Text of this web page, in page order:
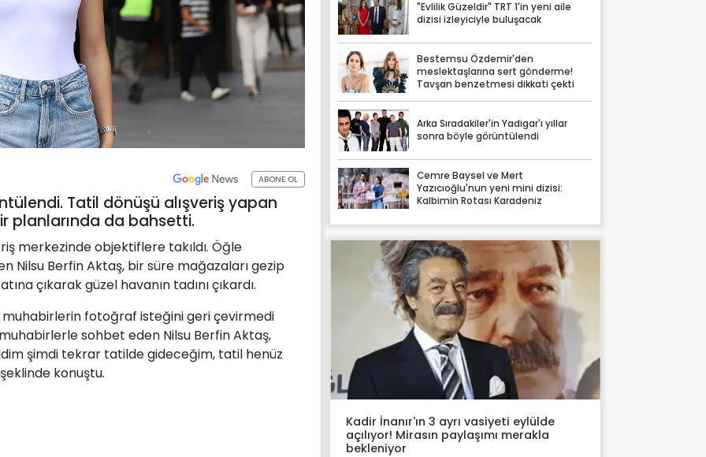
ABONE OL
Tatil dönüşü alışveriş yapan
planlarında da bahsetti.
merkezinde objektiflere takıldı. Öğle
Nilsu Berfin Aktaş, bir süre mağazaları gezip
çıkarak güzel havanın tadını çıkardı.
muhabirlerin fotoğraf isteğini geri çevirmedi
sohbet eden Nilsu Berfin Aktaş,
şimdi tekrar tatilde gideceğim, tatil henüz
konuştu.
"Evlilik Güzeldir" TRT 1'in yeni aile
dizisi izleyiciyle buluşacak
Bestemsu Özdemir'den
meslektaşlarına sert gönderme!
Tavşan benzetmesi dikkati çekti
Arka Sıradakiler'in Yadigar'ı yıllar
sonra böyle görüntülendi
Cemre Baysel ve Mert
Yazıcıoğlu'nun yeni mini dizisi:
Kalbimin Rotası Karadeniz
Kadir İnanır'ın 3 ayrı vasiyeti eylülde
açılıyor! Mirasın paylaşımı merakla
bekleniyor